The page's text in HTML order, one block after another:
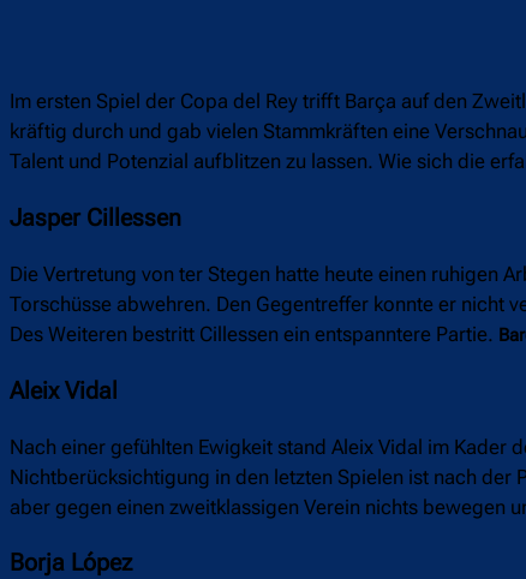
Im ersten Spiel der Copa del Rey trifft Barça auf den
kräftig durch und gab vielen Stammkräften eine
Talent und Potenzial aufblitzen zu lassen. Wie sich die
Jasper Cillessen
Die Vertretung von ter Stegen hatte heute einen ruhigen
Torschüsse abwehren. Den Gegentreffer konnte er nicht
Des Weiteren bestritt Cillessen ein entspanntere Partie.
Aleix Vidal
Nach einer gefühlten Ewigkeit stand Aleix Vidal im Kader
Nichtberücksichtigung in den letzten Spielen ist nach der
aber gegen einen zweitklassigen Verein nichts bewegen
Borja López